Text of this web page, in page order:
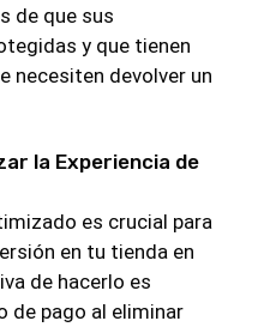
de que sus
y que tienen
necesiten devolver un
la Experiencia de
es crucial para
en tu tienda en
de hacerlo es
de pago al eliminar